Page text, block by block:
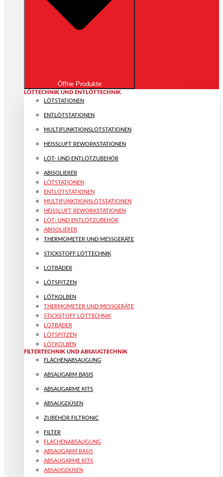
Öffne Produkte
LÖTTECHNIK UND ENTLÖTTECHNIK
LÖTSTATIONEN
ENTLÖTSTATIONEN
MULTIFUNKTIONS­LÖTSTATIONEN
HEISSLUFT REWORKSTATIONEN
LÖT- UND ENTLÖTZUBEHÖR
ABISOLIERER
LÖTSTATIONEN
ENTLÖTSTATIONEN
MULTIFUNKTIONS­LÖTSTATIONEN
HEISSLUFT REWORKSTATIONEN
LÖT- UND ENTLÖTZUBEHÖR
ABISOLIERER
THERMOMETER UND MESSGERÄTE
STICKSTOFF LÖTTECHNIK
LOTBÄDER
LÖTSPITZEN
LÖTKOLBEN
THERMOMETER UND MESSGERÄTE
STICKSTOFF LÖTTECHNIK
LOTBÄDER
LÖTSPITZEN
LÖTKOLBEN
FILTERTECHNIK UND ABSAUGTECHNIK
FLÄCHENABSAUGUNG
ABSAUGARM BASIS
ABSAUGARME KITS
ABSAUGDÜSEN
ZUBEHÖR FILTRONIC
FILTER
FLÄCHENABSAUGUNG
ABSAUGARM BASIS
ABSAUGARME KITS
ABSAUGDÜSEN